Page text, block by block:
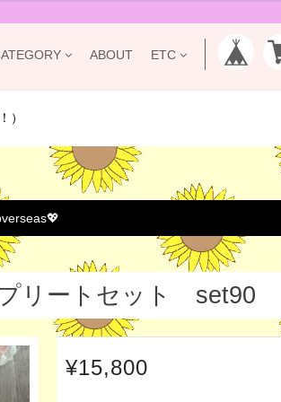
ABOUT ETC
）
リートセット set90
¥15,800